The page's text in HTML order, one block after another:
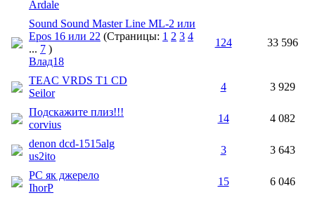
Ardale
Sound Sound Master Line ML-2 или
Epos 16 или 22 (Страницы: 1 2 3 4
... 7 )
Влад18
124 33 596
TEAC VRDS T1 CD
Seilor
4 3 929
Подскажите плиз!!!
corvius
14 4 082
denon dcd-1515alg
us2ito
3 3 643
PC як джерело
IhorP
15 6 046